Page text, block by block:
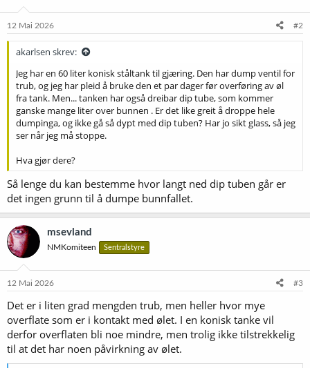
12 Mai 2026 #2
akarlsen skrev:
Jeg har en 60 liter konisk ståltank til gjæring. Den har dump ventil for
trub, og jeg har pleid å bruke den et par dager før overføring av øl
fra tank. Men... tanken har også dreibar dip tube, som kommer
ganske mange liter over bunnen . Er det like greit å droppe hele
dumpinga, og ikke gå så dypt med dip tuben? Har jo sikt glass, så jeg
ser når jeg må stoppe.
Hva gjør dere?
Så lenge du kan bestemme hvor langt ned dip tuben går er
det ingen grunn til å dumpe bunnfallet.
msevland
NMKomiteen Sentralstyre
12 Mai 2026 #3
Det er i liten grad mengden trub, men heller hvor mye
overflate som er i kontakt med ølet. I en konisk tanke vil
derfor overflaten bli noe mindre, men trolig ikke tilstrekkelig
til at det har noen påvirkning av ølet.